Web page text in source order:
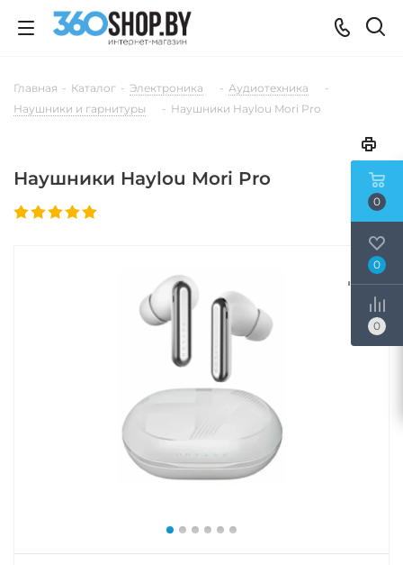
Главная - Каталог - Электроника - Аудиотехника
-
Наушники и гарнитуры
- Наушники Haylou Mori Pro
Наушники Haylou Mori Pro
0
0
0